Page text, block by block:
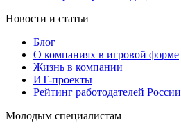
Новости и статьи
Блог
О компаниях в игровой форме
Жизнь в компании
ИТ-проекты
Рейтинг работодателей России
Молодым специалистам